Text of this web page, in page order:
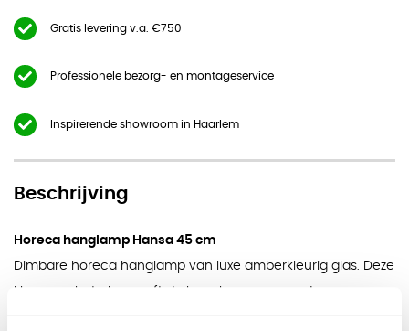
Gratis levering v.a. €750
Professionele bezorg- en montageservice
Inspirerende showroom in Haarlem
Beschrijving
Horeca hanglamp Hansa 45 cm
Dimbare horeca hanglamp van luxe amberkleurig glas. Deze
kleur van het glas geeft de hanglamp een moderne
uitstraling en zorgt ervoor dat het licht een warme gloed